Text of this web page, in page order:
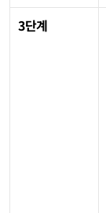
3단계